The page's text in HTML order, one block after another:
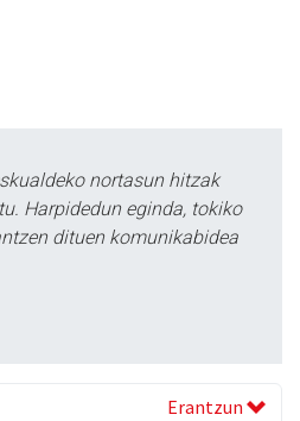
nortasun hitzak
Harpidedun eginda, tokiko
dituen komunikabidea
Erantzun